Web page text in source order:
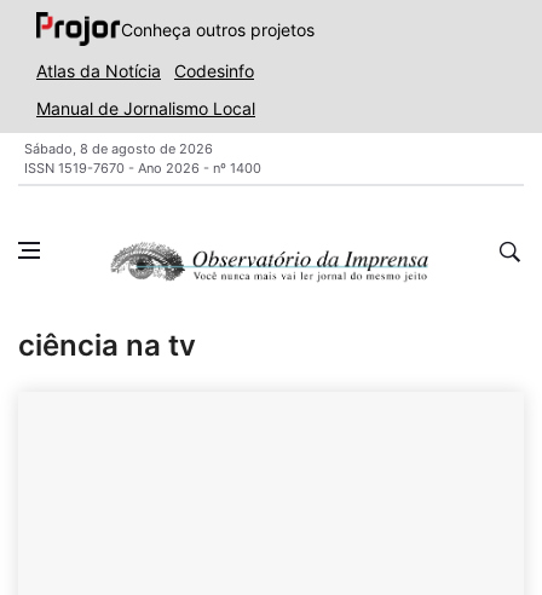
Conheça outros projetos
Atlas da Notícia
Codesinfo
Manual de Jornalismo Local
Sábado, 8 de agosto de 2026
ISSN 1519-7670 - Ano 2026 - nº 1400
ciência na tv